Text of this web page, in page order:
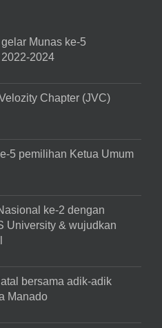
Munas ke-5
2024
Chapter (JVC)
5 pemilihan Ketua Umum
ke-2 dengan
University & wujudkan
bersama adik-adik
Manado